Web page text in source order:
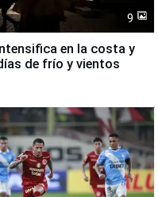
9
en la costa y
de frío y vientos